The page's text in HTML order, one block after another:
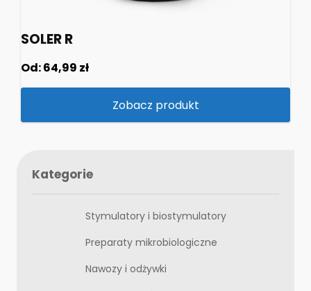
Kategorie
Stymulatory i biostymulatory
Preparaty mikrobiologiczne
Nawozy i odżywki
SOLER R
Od:64,99 zł
Zobacz produkt